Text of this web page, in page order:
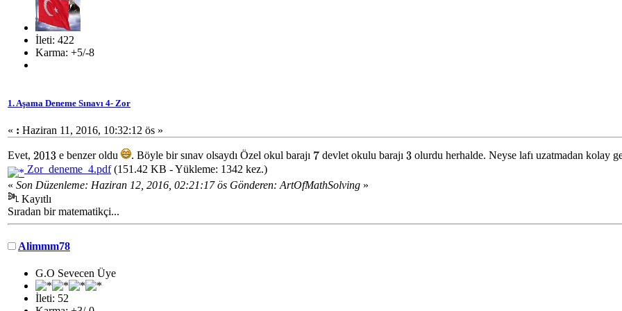
İleti: 422
Karma: +5/-8
1. Aşama Deneme Sınavı 4- Zor
« : Haziran 11, 2016, 10:32:12 ös »
Evet, 2013 e benzer oldu . Böyle bir sınav olsaydı Özel okul barajı 7devlet okulu barajı 3olurdu herhalde. Neyse lafı uzatmadan kolay
Zor_deneme_4.pdf(151.42 KB - Yükleme: 1342 kez.)
« Son Düzenleme: Haziran 12, 2016, 02:21:17 ös Gönderen: ArtOfMathSolving »
Kayıtlı
Sıradan bir matematikçi...
Alimmm78
G.O Sevecen Üye
İleti: 52